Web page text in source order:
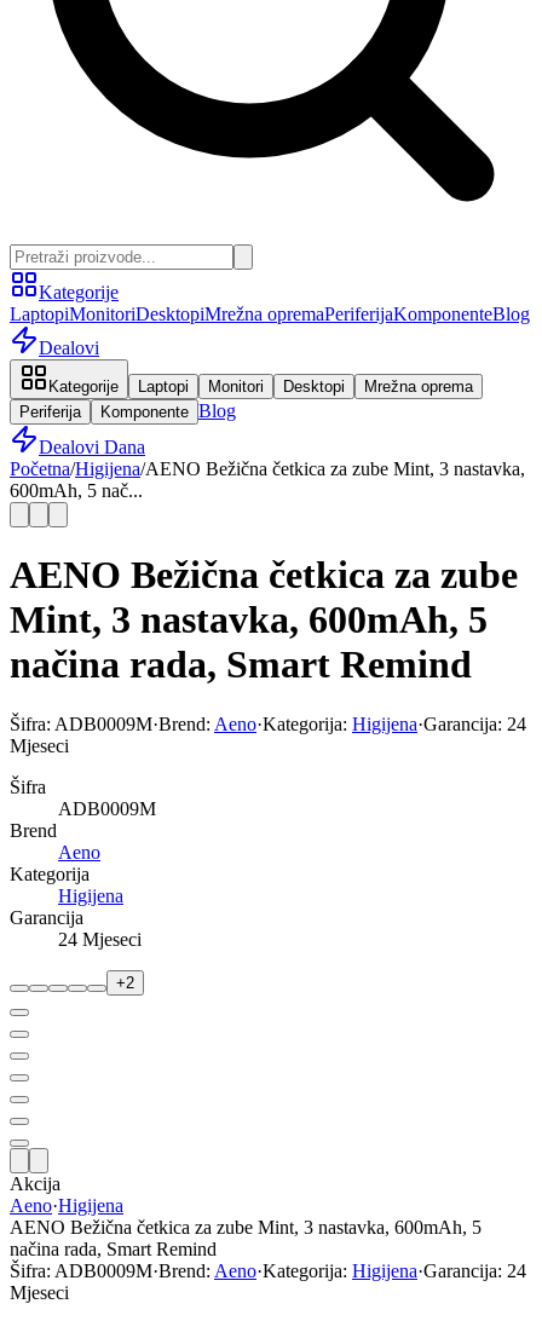
Kategorije
LaptopiMonitoriDesktopiMrežna opremaPeriferijaKomponenteBlog
Dealovi
Kategorije Laptopi Monitori Desktopi
Mrežna oprema
Periferija
Komponente Blog
Dealovi Dana
Početna/Higijena/AENO Bežična četkica za zube Mint, 3 nastavka,
600mAh, 5 nač...
AENO Bežična četkica za zube
Mint, 3 nastavka, 600mAh, 5
načina rada, Smart Remind
Šifra: ADB0009M·Brend: Aeno·Kategorija: Higijena·Garancija: 24
Mjeseci
Šifra
ADB0009M
Brend
Aeno
Kategorija
Higijena
Garancija
24 Mjeseci
+2
Akcija
Aeno·Higijena
AENO Bežična četkica za zube Mint, 3 nastavka, 600mAh, 5
načina rada, Smart Remind
Šifra: ADB0009M·Brend: Aeno·Kategorija: Higijena·Garancija: 24
Mjeseci